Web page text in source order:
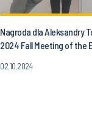
Nagroda dla Aleksandry
2024 Fall Meeting of the
02.10.2024